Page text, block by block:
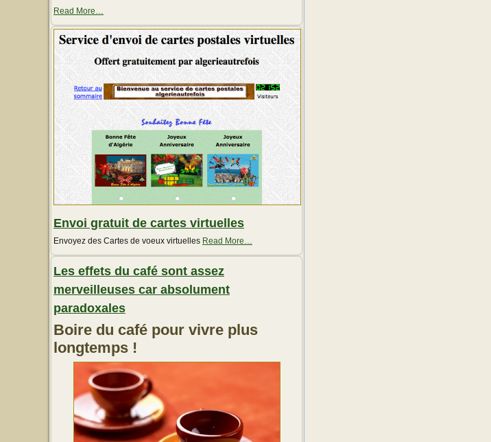
Read More
photographe
d’autrefois »
…
Envoi gratuit de cartes virtuelles
Envoyez des Cartes de voeux virtuelles Read More
gratuit
…
Les effets du café sont assez
merveilleuses car absolument
paradoxales
Boire du café pour vivre plus
longtemps !